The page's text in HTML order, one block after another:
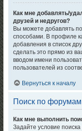
Как мне добавлять/
друзей и недругов?
Вы можете добавлять
способами. В профиле
добавления в список
сделать это прямо из
вводом имени
пользователей из
Вернуться к началу
Поиск по форумам
Как мне выполнить
Задайте условие